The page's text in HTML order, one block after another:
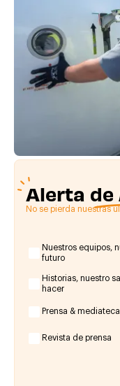
Alerta de
No se pierda nuestras
Nuestros equipos,
futuro
Historias, nuestro
hacer
Prensa & mediateca
Revista de prensa